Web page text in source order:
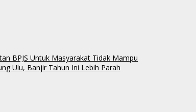
BPJS Untuk Masyarakat Tidak Mampu
Ulu, Banjir Tahun Ini Lebih Parah